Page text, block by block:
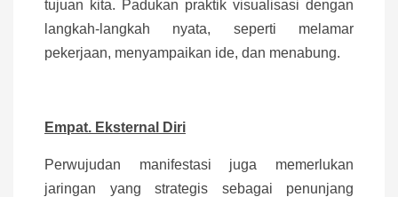
tujuan kita. Padukan praktik visualisasi dengan
langkah-langkah nyata, seperti melamar
pekerjaan, menyampaikan ide, dan menabung.
Empat. Eksternal Diri
Perwujudan manifestasi juga memerlukan
jaringan yang strategis sebagai penunjang